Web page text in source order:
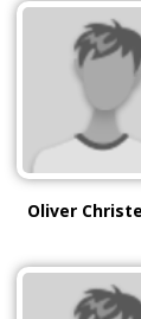
Oliver